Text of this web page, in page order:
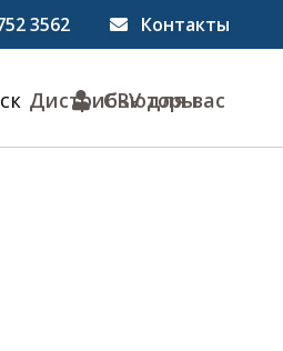
3562 Контакты
Дистрибьюторы
CRV для вас